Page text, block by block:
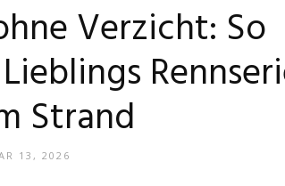
Verzicht: So
Strand
13, 2026